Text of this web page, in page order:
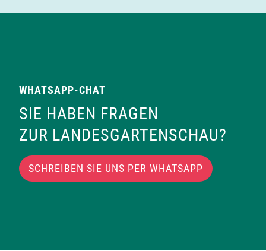
WHATSAPP-CHAT
SIE HABEN FRAGEN
ZUR LANDESGARTENSCHAU?
SCHREIBEN SIE UNS PER WHATSAPP